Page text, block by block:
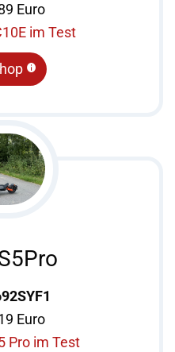
Euro
im Test
Euro
Pro im Test